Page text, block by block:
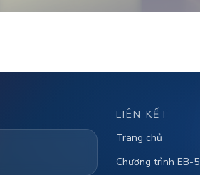
LIÊN KẾT
Trang chủ
Chương trình EB-5